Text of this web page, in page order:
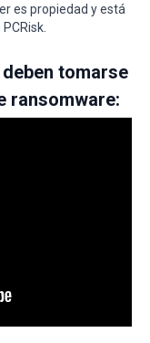
es propiedad y está
tomarse
ransomware: